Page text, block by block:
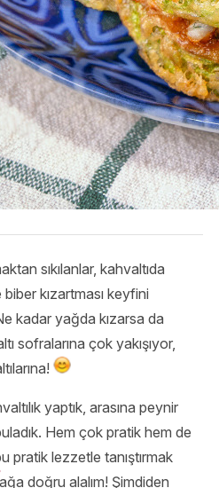
sıkılanlar, kahvaltıda
kızartması keyfini
kadar yağda kızarsa da
sofralarına çok yakışıyor,
yaptık, arasına peynir
Hem çok pratik hem de
pratik lezzetle tanıştırmak
doğru alalım! Şimdiden